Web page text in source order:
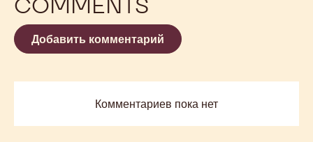
Добавить комментарий
Комментариев пока нет